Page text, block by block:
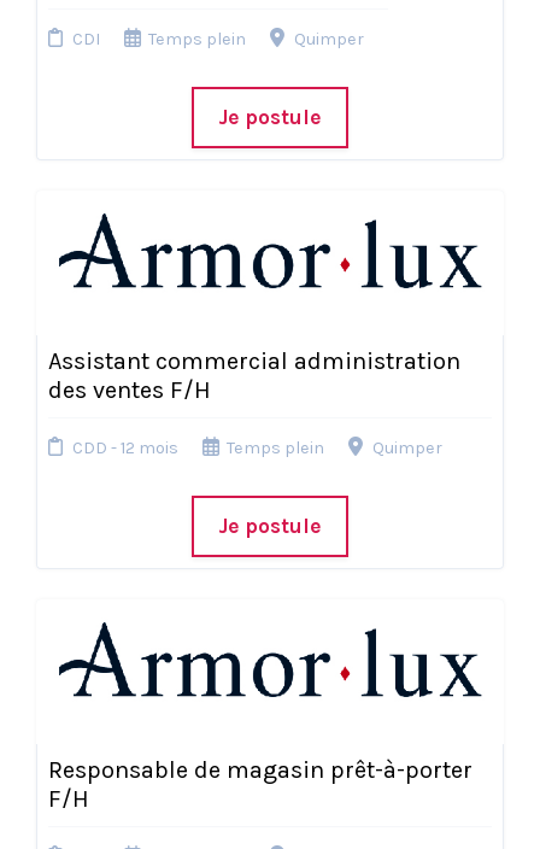
CDI Temps plein Quimper
Je postule
Assistant commercial administration
des ventes F/H
CDD - 12 mois Temps plein Quimper
Je postule
Responsable de magasin prêt-à-porter
F/H